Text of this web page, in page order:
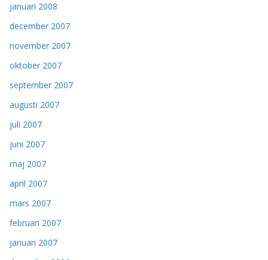
januari 2008
december 2007
november 2007
oktober 2007
september 2007
augusti 2007
juli 2007
juni 2007
maj 2007
april 2007
mars 2007
februari 2007
januari 2007